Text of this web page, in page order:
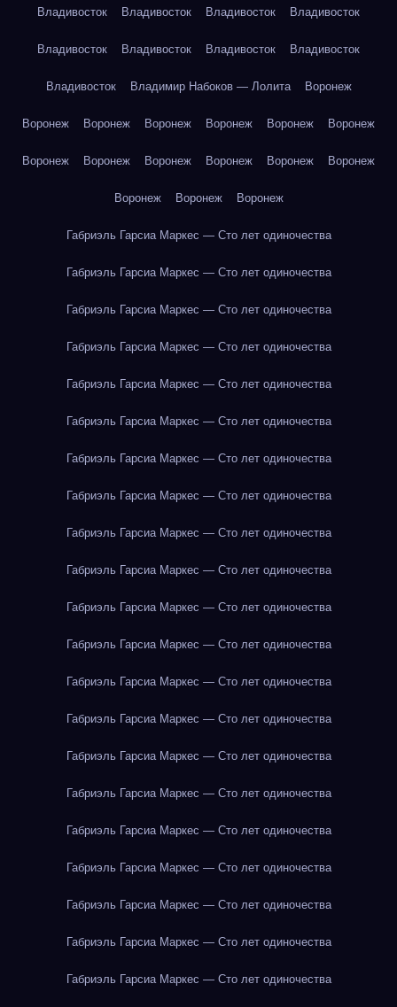
Владивосток Владивосток Владивосток Владивосток
Владивосток Владивосток Владивосток Владивосток
Владивосток Владимир Набоков — Лолита Воронеж
Воронеж Воронеж Воронеж Воронеж Воронеж Воронеж
Воронеж Воронеж Воронеж Воронеж Воронеж Воронеж
Воронеж Воронеж Воронеж
Габриэль Гарсиа Маркес — Сто лет одиночества
Габриэль Гарсиа Маркес — Сто лет одиночества
Габриэль Гарсиа Маркес — Сто лет одиночества
Габриэль Гарсиа Маркес — Сто лет одиночества
Габриэль Гарсиа Маркес — Сто лет одиночества
Габриэль Гарсиа Маркес — Сто лет одиночества
Габриэль Гарсиа Маркес — Сто лет одиночества
Габриэль Гарсиа Маркес — Сто лет одиночества
Габриэль Гарсиа Маркес — Сто лет одиночества
Габриэль Гарсиа Маркес — Сто лет одиночества
Габриэль Гарсиа Маркес — Сто лет одиночества
Габриэль Гарсиа Маркес — Сто лет одиночества
Габриэль Гарсиа Маркес — Сто лет одиночества
Габриэль Гарсиа Маркес — Сто лет одиночества
Габриэль Гарсиа Маркес — Сто лет одиночества
Габриэль Гарсиа Маркес — Сто лет одиночества
Габриэль Гарсиа Маркес — Сто лет одиночества
Габриэль Гарсиа Маркес — Сто лет одиночества
Габриэль Гарсиа Маркес — Сто лет одиночества
Габриэль Гарсиа Маркес — Сто лет одиночества
Габриэль Гарсиа Маркес — Сто лет одиночества